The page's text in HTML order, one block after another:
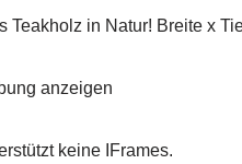
Teakholz in Natur! Breite x
anzeigen
keine IFrames.